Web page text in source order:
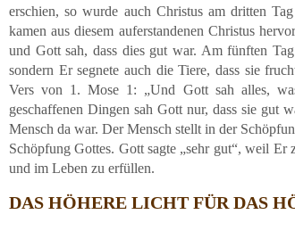
erschien, so wurde auch Christus am dritten
kamen aus diesem auferstandenen Christus
und Gott sah, dass dies gut war. Am fünften
sondern Er segnete auch die Tiere, dass sie
Vers von 1. Mose 1: „Und Gott sah alles,
geschaffenen Dingen sah Gott nur, dass sie gut
Mensch da war. Der Mensch stellt in der
Schöpfung Gottes. Gott sagte „sehr gut“, weil Er
und im Leben zu erfüllen.
DAS HÖHERE LICHT FÜR DAS